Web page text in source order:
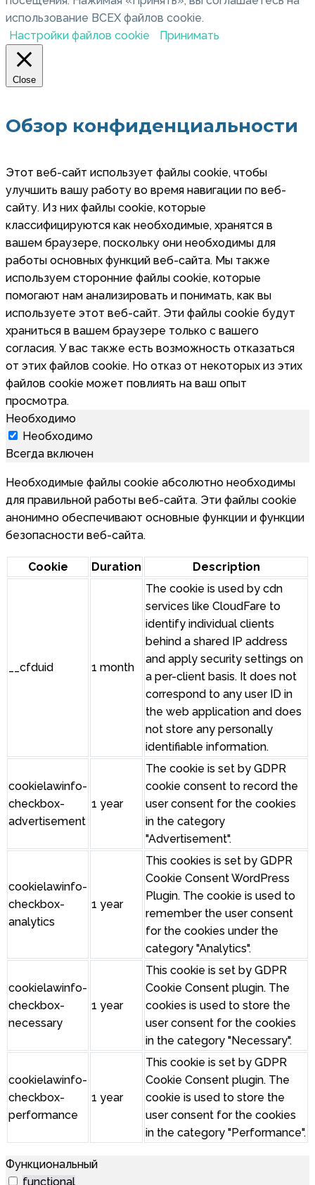
использование ВСЕХ файлов cookie.
Настройки файлов cookie
Принимать
Close
Обзор конфиденциальности
Этот веб-сайт использует файлы cookie, чтобы
улучшить вашу работу во время навигации по веб-
сайту. Из них файлы cookie, которые
классифицируются как необходимые, хранятся в
вашем браузере, поскольку они необходимы для
работы основных функций веб-сайта. Мы также
используем сторонние файлы cookie, которые
помогают нам анализировать и понимать, как вы
используете этот веб-сайт. Эти файлы cookie будут
храниться в вашем браузере только с вашего
согласия. У вас также есть возможность отказаться
от этих файлов cookie. Но отказ от некоторых из этих
файлов cookie может повлиять на ваш опыт
просмотра.
Необходимо
Необходимо
Всегда включен
Необходимые файлы cookie абсолютно необходимы
для правильной работы веб-сайта. Эти файлы cookie
анонимно обеспечивают основные функции и функции
безопасности веб-сайта.
Cookie Duration Description
__cfduid 1 month
The cookie is used by cdn
services like CloudFare to
identify individual clients
behind a shared IP address
and apply security settings on
a per-client basis. It does not
correspond to any user ID in
the web application and does
not store any personally
identifiable information.
cookielawinfo-
checkbox-
advertisement
1 year
The cookie is set by GDPR
cookie consent to record the
user consent for the cookies
in the category
"Advertisement".
cookielawinfo-
checkbox-
analytics
1 year
This cookies is set by GDPR
Cookie Consent WordPress
Plugin. The cookie is used to
remember the user consent
for the cookies under the
category "Analytics".
cookielawinfo-
checkbox-
necessary
1 year
This cookie is set by GDPR
Cookie Consent plugin. The
cookies is used to store the
user consent for the cookies
in the category "Necessary".
cookielawinfo-
checkbox-
performance
1 year
This cookie is set by GDPR
Cookie Consent plugin. The
cookie is used to store the
user consent for the cookies
in the category "Performance".
Функциональный
functional